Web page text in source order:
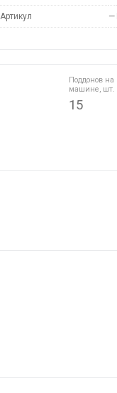
Артикул —
Поддонов на
машине, шт.
15